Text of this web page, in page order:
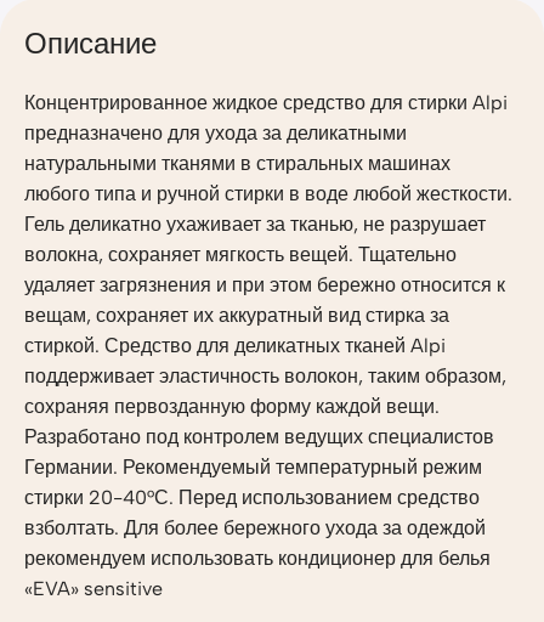
Описание
Концентрированное жидкое средство для стирки Alpi
предназначено для ухода за деликатными
натуральными тканями в стиральных машинах
любого типа и ручной стирки в воде любой жесткости.
Гель деликатно ухаживает за тканью, не разрушает
волокна, сохраняет мягкость вещей. Тщательно
удаляет загрязнения и при этом бережно относится к
вещам, сохраняет их аккуратный вид стирка за
стиркой. Средство для деликатных тканей Alpi
поддерживает эластичность волокон, таким образом,
сохраняя первозданную форму каждой вещи.
Разработано под контролем ведущих специалистов
Германии. Рекомендуемый температурный режим
стирки 20-40°С. Перед использованием средство
взболтать. Для более бережного ухода за одеждой
рекомендуем использовать кондиционер для белья
«EVA» sensitive